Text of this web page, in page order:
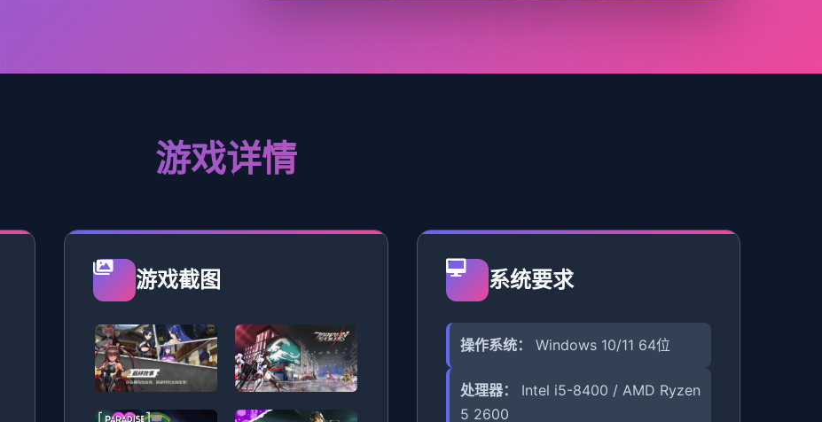
游戏详情
游戏截图 系统要求
操作系统： Windows 10/11 64位
处理器：
Intel i5-8400 / AMD Ryzen
5 2600